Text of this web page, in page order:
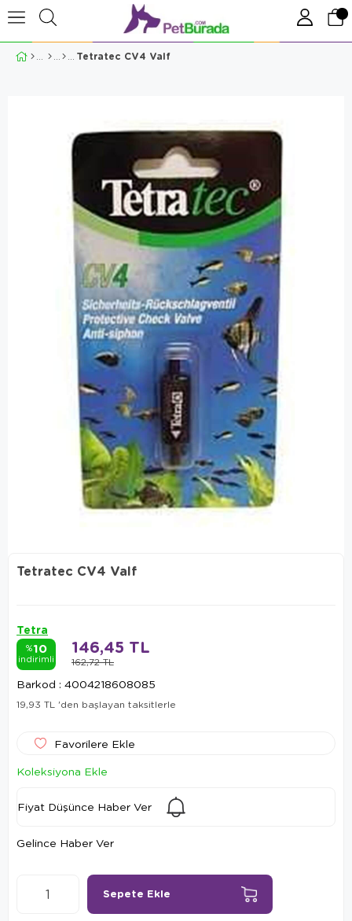
Tetratec CV4 Valf
Tetratec CV4 Valf
Tetra
%10
indirimli 162,72 TL
146,45 TL
Barkod : 4004218608085
19,93 TL 'den başlayan taksitlerle
Favorilere Ekle
Koleksiyona Ekle
Fiyat Düşünce Haber Ver
Gelince Haber Ver